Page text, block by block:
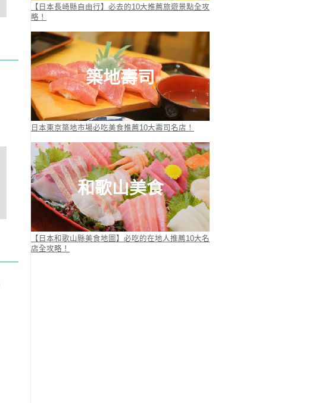
【日本長崎縣自由行】必去的10大推薦旅遊景點全攻
略！
築地壽司
日本東京築地市場必吃美食推薦10大壽司名店！
和歌山美食
【日本和歌山縣美食地圖】必吃的在地人推薦10大名
店全攻略！